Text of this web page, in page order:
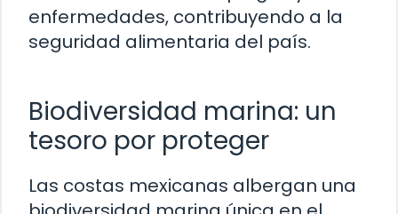
enfermedades, contribuyendo a la
seguridad alimentaria del país.
Biodiversidad marina: un
tesoro por proteger
Las costas mexicanas albergan una